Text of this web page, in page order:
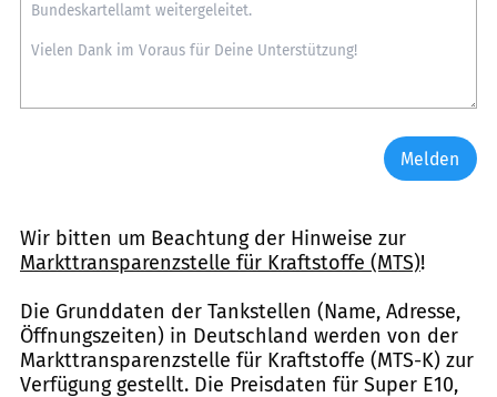
Melden
Wir bitten um Beachtung der Hinweise zur
Markttransparenzstelle für Kraftstoffe (MTS)!
Die Grunddaten der Tankstellen (Name, Adresse,
Öffnungszeiten) in Deutschland werden von der
Markttransparenzstelle für Kraftstoffe (MTS-K) zur
Verfügung gestellt. Die Preisdaten für Super E10,